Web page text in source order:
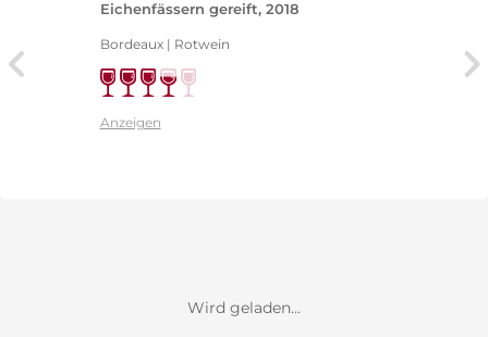
Eichenfässern gereift, 2018
Bordeaux | Rotwein
Anzeigen
Wird geladen...